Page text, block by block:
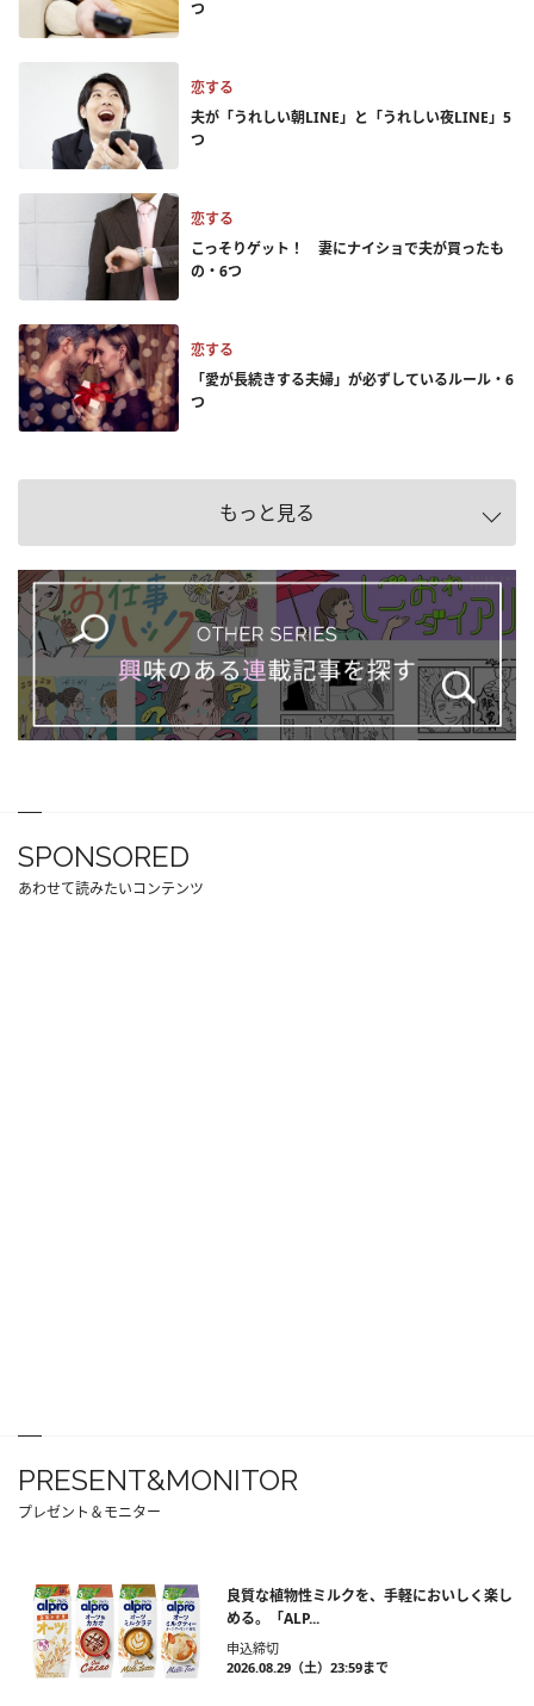
つ
恋する
夫が「うれしい朝LINE」と「うれしい夜LINE」5
つ
恋する
こっそりゲット！ 妻にナイショで夫が買ったも
の・6つ
恋する
「愛が長続きする夫婦」が必ずしているルール・6
つ
もっと見る
SPONSORED
あわせて読みたいコンテンツ
PRESENT&MONITOR
プレゼント＆モニター
良質な植物性ミルクを、手軽においしく楽し
める。「ALP...
申込締切
2026.08.29（土）23:59まで